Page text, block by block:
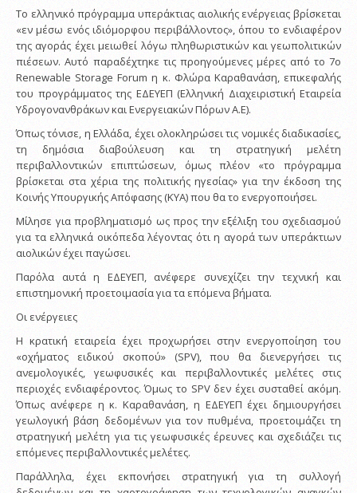
Το ελληνικό πρόγραμμα υπεράκτιας αιολικής ενέργειας βρίσκεται
«εν μέσω ενός ιδιόμορφου περιβάλλοντος», όπου το ενδιαφέρον
της αγοράς έχει μειωθεί λόγω πληθωριστικών και γεωπολιτικών
πιέσεων. Αυτό παραδέχτηκε τις προηγούμενες μέρες από το 7ο
Renewable Storage Forum η κ. Φλώρα Καραθανάση, επικεφαλής
του προγράμματος της ΕΔΕΥΕΠ (Ελληνική Διαχειριστική Εταιρεία
Υδρογονανθράκων και Ενεργειακών Πόρων Α.Ε).
Όπως τόνισε, η Ελλάδα, έχει ολοκληρώσει τις νομικές διαδικασίες,
τη δημόσια διαβούλευση και τη στρατηγική μελέτη
περιβαλλοντικών επιπτώσεων, όμως πλέον «το πρόγραμμα
βρίσκεται στα χέρια της πολιτικής ηγεσίας» για την έκδοση της
Κοινής Υπουργικής Απόφασης (ΚΥΑ) που θα το ενεργοποιήσει.
Μίλησε για προβληματισμό ως προς την εξέλιξη του σχεδιασμού
για τα ελληνικά οικόπεδα λέγοντας ότι η αγορά των υπεράκτιων
αιολικών έχει παγώσει.
Παρόλα αυτά η ΕΔΕΥΕΠ, ανέφερε συνεχίζει την τεχνική και
επιστημονική προετοιμασία για τα επόμενα βήματα.
Οι ενέργειες
Η κρατική εταιρεία έχει προχωρήσει στην ενεργοποίηση του
«οχήματος ειδικού σκοπού» (SPV), που θα διενεργήσει τις
ανεμολογικές, γεωφυσικές και περιβαλλοντικές μελέτες στις
περιοχές ενδιαφέροντος. Όμως το SPV δεν έχει συσταθεί ακόμη.
Όπως ανέφερε η κ. Καραθανάση, η ΕΔΕΥΕΠ έχει δημιουργήσει
γεωλογική βάση δεδομένων για τον πυθμένα, προετοιμάζει τη
στρατηγική μελέτη για τις γεωφυσικές έρευνες και σχεδιάζει τις
επόμενες περιβαλλοντικές μελέτες.
Παράλληλα, έχει εκπονήσει στρατηγική για τη συλλογή